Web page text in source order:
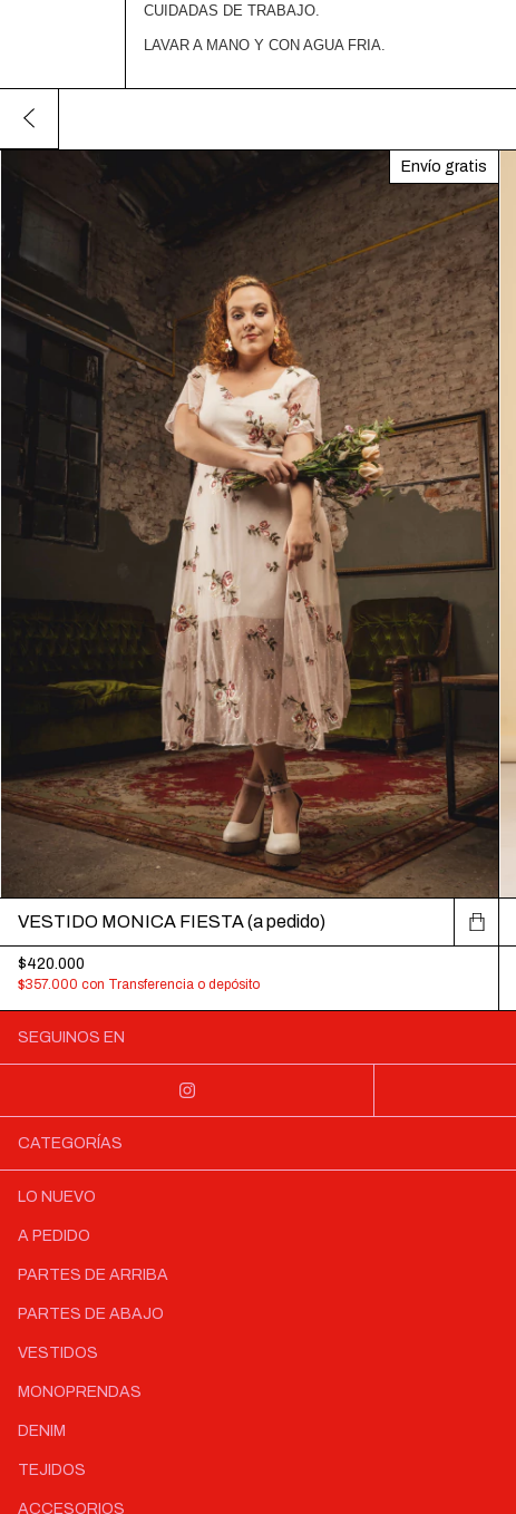
CUIDADAS DE TRABAJO.
LAVAR A MANO Y CON AGUA FRIA.
Envío gratis
VESTIDO MONICA FIESTA (a pedido)
$420.000
$357.000 con Transferencia o depósito
SEGUINOS EN
CATEGORÍAS
LO NUEVO
A PEDIDO
PARTES DE ARRIBA
PARTES DE ABAJO
VESTIDOS
MONOPRENDAS
DENIM
TEJIDOS
ACCESORIOS